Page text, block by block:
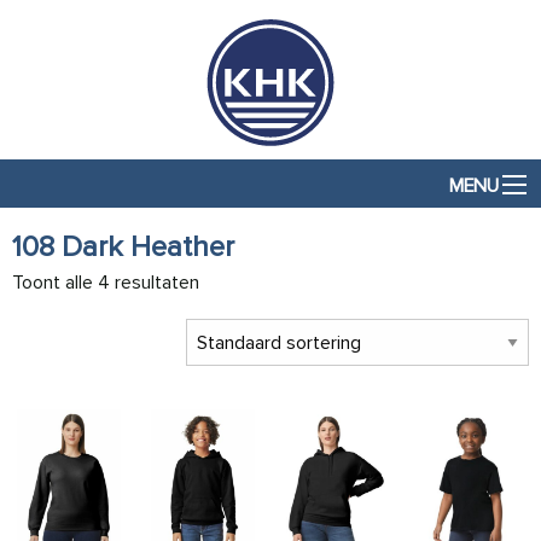
MENU
108 Dark Heather
Toont alle 4 resultaten